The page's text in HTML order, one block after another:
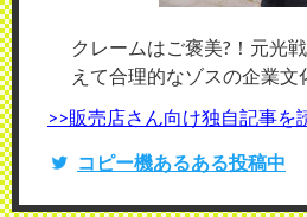
クレームはご褒美?！元光
えて合理的なゾスの企業文
>>販売店さん向け独自記事を
コピー機あるある投稿中